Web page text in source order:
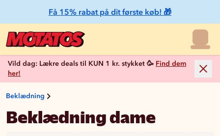
Få 15% rabat på dit første køb! 🎁
Vild dag: Lækre deals til KUN 1 kr. stykket 🥳 Find dem
her!
Beklædning
Beklædning dame